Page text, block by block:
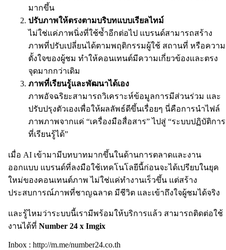
มากขึ้น
ปรับภาพให้ตรงตามบริบทแบบเรียลไทม์
ไม่ใช่แค่ภาพนิ่งที่ใช้ซ้ำอีกต่อไป แบรนด์สามารถสร้าง
ภาพที่ปรับเปลี่ยนได้ตามพฤติกรรมผู้ใช้ สถานที่ หรือความ
ตั้งใจของผู้ชม ทำให้คอนเทนต์มีความเกี่ยวข้องและตรง
จุดมากกว่าเดิม
ภาพที่เรียนรู้และพัฒนาได้เอง
ภาพอัจฉริยะสามารถวิเคราะห์ข้อมูลการมีส่วนร่วม และ
ปรับปรุงตัวเองเพื่อให้ผลลัพธ์ดีขึ้นเรื่อยๆ นี่คือการนำไฟล์
ภาพภาพจากแค่ “เครื่องมือสื่อสาร” ไปสู่ “ระบบปฏิบัติการ
ที่เรียนรู้ได้”
เมื่อ AI เข้ามามีบทบาทมากขึ้นในด้านการตลาดและงาน
ออกแบบ แบรนด์ที่ลงมือใช้เทคโนโลยีนี้ก่อนจะได้เปรียบในยุค
ใหม่ของคอนเทนต์ภาพ ไม่ใช่แค่ทำงานเร็วขึ้น แต่สร้าง
ประสบการณ์ภาพที่ชาญฉลาด มีชีวิต และเข้าถึงใจผู้ชมได้จริง
และรู้ไหมว่าระบบนี้เรามีพร้อมให้บริการแล้ว สามารถติดต่อใช้
งานได้ที่ Number 24 x Imgix
Inbox : http://m.me/number24.co.th